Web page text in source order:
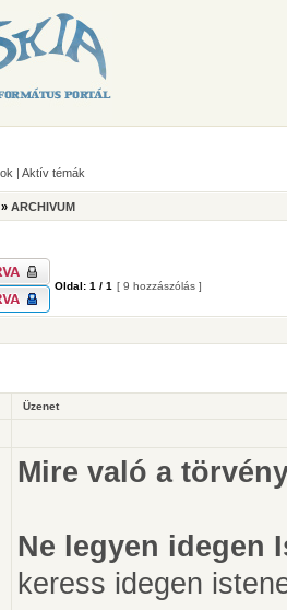
| Aktív témák
» ARCHIVUM
Oldal: 1 / 1 [ 9 hozzászólás ]
Üzenet
Mire való a
Ne legyen idegen
keress idegen